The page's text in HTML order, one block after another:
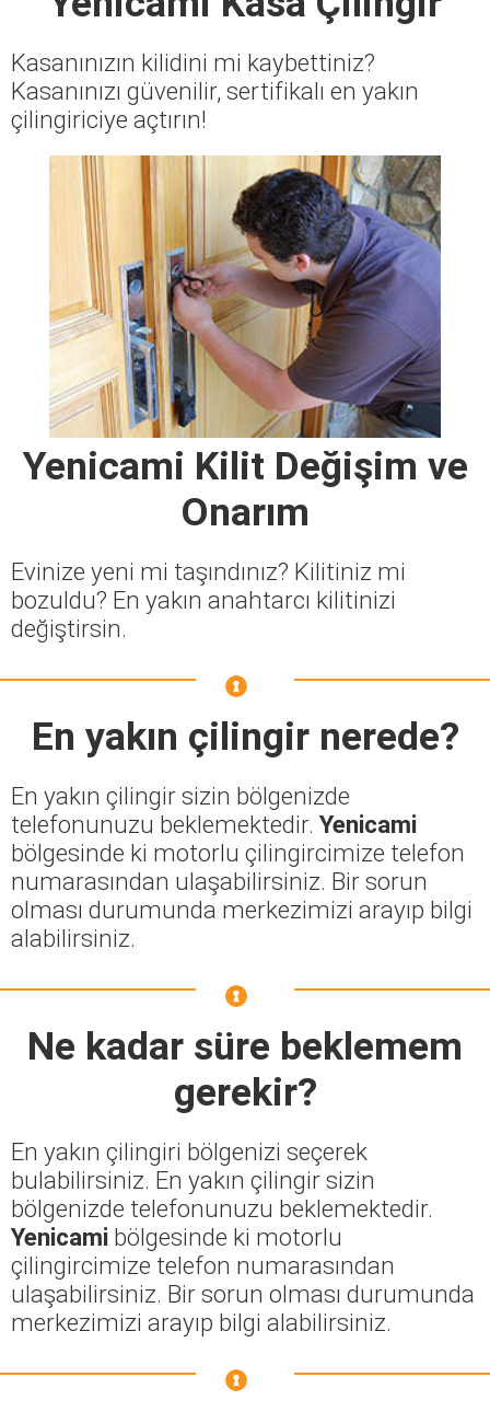
Kasanınızın kilidini mi kaybettiniz?
Kasanınızı güvenilir, sertifikalı en yakın
çilingiriciye açtırın!
Yenicami Kilit Değişim ve
Onarım
Evinize yeni mi taşındınız? Kilitiniz mi
bozuldu? En yakın anahtarcı kilitinizi
değiştirsin.
En yakın çilingir nerede?
En yakın çilingir sizin bölgenizde
telefonunuzu beklemektedir. Yenicami
bölgesinde ki motorlu çilingircimize telefon
numarasından ulaşabilirsiniz. Bir sorun
olması durumunda merkezimizi arayıp bilgi
alabilirsiniz.
Ne kadar süre beklemem
gerekir?
En yakın çilingiri bölgenizi seçerek
bulabilirsiniz. En yakın çilingir sizin
bölgenizde telefonunuzu beklemektedir.
Yenicami bölgesinde ki motorlu
çilingircimize telefon numarasından
ulaşabilirsiniz. Bir sorun olması durumunda
merkezimizi arayıp bilgi alabilirsiniz.